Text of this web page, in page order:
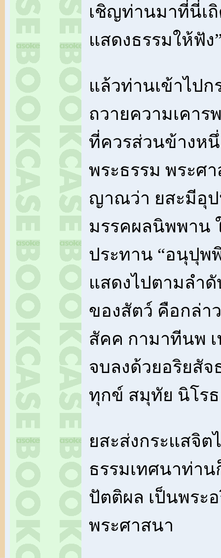
เชิญท่านมาที่นี่เ
แสดงธรรมให้ฟัง
แล้วท่านเข้าไป
ถวายความเคา
ที่ควรส่วนข้างหนึ่
พระธรรม พระศ
ญาณว่า ยสะมีอุ
มรรคผลนิพพาน
ประทาน “อนุปุพ
แสดงไปตามลำ
ของสัตว์ คือกล่า
สัคค กามาทีนพ
จบลงด้วยอริยสั
ทุกข์ สมุทัย นิโร
ยสะส่งกระแสจิต
ธรรมเทศนาท่าน
ปัตติผล เป็นพระ
พระศาสนา